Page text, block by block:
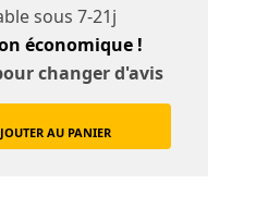
sous7-21j
économique !
changer d'avis
AU PANIER